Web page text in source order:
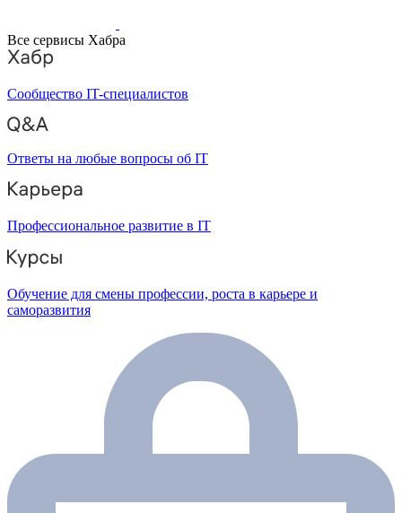
Все сервисы Хабра
Сообщество IT-специалистов
Ответы на любые вопросы об IT
Профессиональное развитие в IT
Обучение для смены профессии, роста в карьере и
саморазвития